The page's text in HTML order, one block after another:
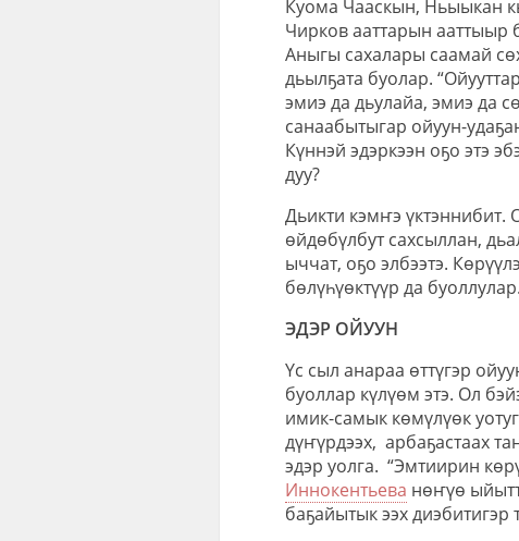
Куома Чааскын, Ньыыкан
Чирков ааттарын ааттыыр
Аныгы сахалары саамай
дьылҕата буолар.
эмиэ да дьулайа, эмиэ да
санаабытыгар ойуун-
Күннэй эдэркээн оҕо этэ
дуу?
Дьикти кэмҥэ үктэннибит.
өйдөбүлбут сахсыллан,
ыччат, оҕо элбээтэ.
бөлүһүөктүүр да
ЭДЭР ОЙУУН
Үс сыл анараа өттүгэр
буоллар күлүөм этэ. Ол
имик-самык көмүлүөк
дүҥүрдээх, арбаҕастаах
эдэр уолга. “Эмтиирин
Иннокентьева нөҥүө
баҕайытык ээх диэбитигэр